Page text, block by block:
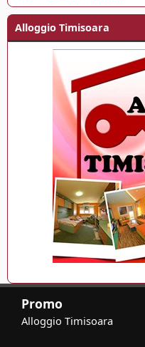
Alloggio Timisoara
Promo
Alloggio Timisoara